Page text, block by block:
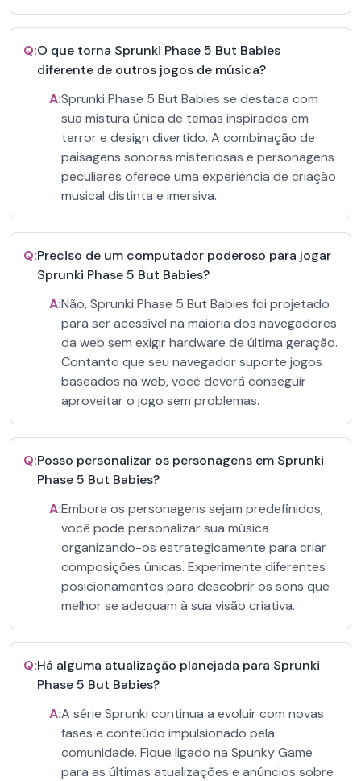
Q:O que torna Sprunki Phase 5 But Babies
diferente de outros jogos de música?
A:Sprunki Phase 5 But Babies se destaca com
sua mistura única de temas inspirados em
terror e design divertido. A combinação de
paisagens sonoras misteriosas e personagens
peculiares oferece uma experiência de criação
musical distinta e imersiva.
Q:Preciso de um computador poderoso para jogar
Sprunki Phase 5 But Babies?
A:Não, Sprunki Phase 5 But Babies foi projetado
para ser acessível na maioria dos navegadores
da web sem exigir hardware de última geração.
Contanto que seu navegador suporte jogos
baseados na web, você deverá conseguir
aproveitar o jogo sem problemas.
Q:Posso personalizar os personagens em Sprunki
Phase 5 But Babies?
A:Embora os personagens sejam predefinidos,
você pode personalizar sua música
organizando-os estrategicamente para criar
composições únicas. Experimente diferentes
posicionamentos para descobrir os sons que
melhor se adequam à sua visão criativa.
Q:Há alguma atualização planejada para Sprunki
Phase 5 But Babies?
A:A série Sprunki continua a evoluir com novas
fases e conteúdo impulsionado pela
comunidade. Fique ligado na Spunky Game
para as últimas atualizações e anúncios sobre